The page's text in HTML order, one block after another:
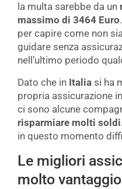
la multa sarebbe da un
massimo di 3464 Euro
per capire come non
guidare senza
nell’ultimo periodo
Dato che in Italia si ha
propria assicurazione
ci sono alcune
risparmiare molti
in questo momento
Le migliori
molto